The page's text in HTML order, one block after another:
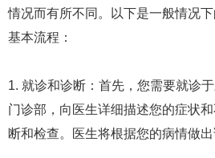
情况而有所不同。以下是一般情况
基本流程：
1. 就诊和诊断：首先，您需要就诊
门诊部，向医生详细描述您的症状
断和检查。医生将根据您的病情做出